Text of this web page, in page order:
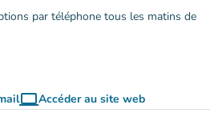
par téléphone tous les matins de
computerAccéder au site web
(nouvel onglet)